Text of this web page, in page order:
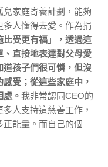
兒家庭寄養計劃，能夠
人懂得去愛。作為捐
比受更有福」，透過這
、直接地表達對父母愛
孩子們很可憐，但沒
受；從這些家庭中，
。 我非常認同CEO的
人支持這慈善工作，
能量。而自己的個